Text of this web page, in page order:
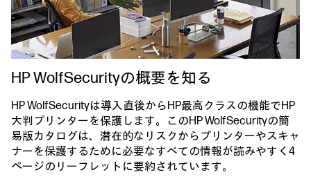
HP WolfSecurityの概要を知る
HP WolfSecurityは導入直後からHP最高クラスの機能でHP
大判プリンターを保護します。このHP WolfSecurityの簡
易版カタログは、潜在的なリスクからプリンターやスキャ
ナーを保護するために必要なすべての情報が読みやすく4
ページのリーフレットに要約されています。